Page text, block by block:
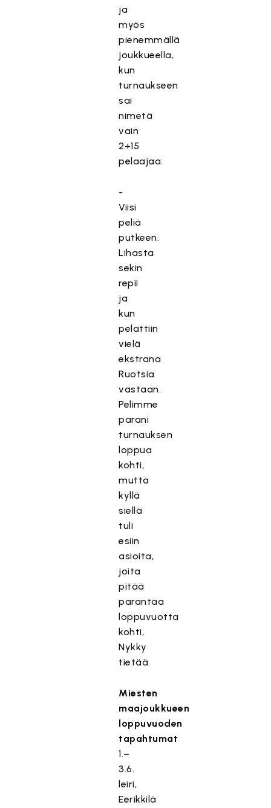
ja
myös
pienemmällä
joukkueella,
kun
turnaukseen
sai
nimetä
vain
2+15
pelaajaa.
-
Viisi
peliä
putkeen.
Lihasta
sekin
repii
ja
kun
pelattiin
vielä
ekstrana
Ruotsia
vastaan.
Pelimme
parani
turnauksen
loppua
kohti,
mutta
kyllä
siellä
tuli
esiin
asioita,
joita
pitää
parantaa
loppuvuotta
kohti,
Nykky
tietää.
Miesten
maajoukkueen
loppuvuoden
tapahtumat
1.–
3.6.
leiri,
Eerikkilä